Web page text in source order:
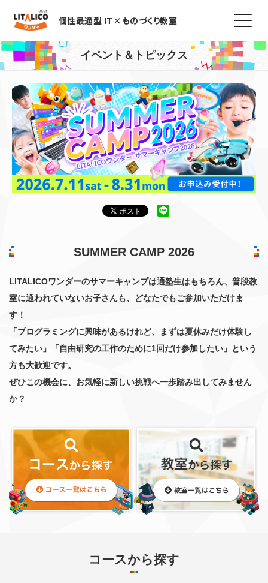
個性最適型 IT×ものづくり教室
イベント＆トピックス
SUMMER CAMP 2026
LITALICOワンダーのサマーキャンプは通塾生はもちろん、普段教
室に通われていないお子さんも、どなたでもご参加いただけま
す！
「プログラミングに興味があるけれど、まずは夏休みだけ体験し
てみたい」「自由研究の工作のために1回だけ参加したい」という
方も大歓迎です。
ぜひこの機会に、お気軽に新しい挑戦へ一歩踏み出してみません
か？
コースから探す